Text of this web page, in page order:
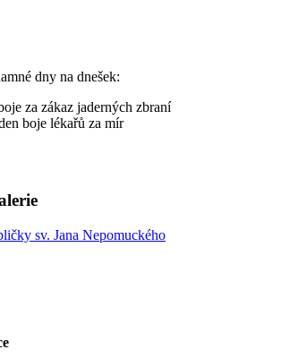
dny na dnešek:
za zákaz jaderných zbraní
boje lékařů za mír